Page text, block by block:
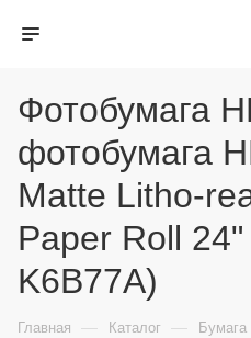
Фотобумага
фотобумага
Matte Litho-
Paper Roll 24"
K6B77A)
Главная — Каталог —